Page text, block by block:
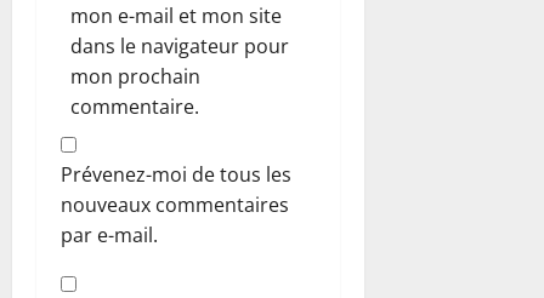
mon e-mail et mon site
dans le navigateur pour
mon prochain
commentaire.
Prévenez-moi de tous les
nouveaux commentaires
par e-mail.